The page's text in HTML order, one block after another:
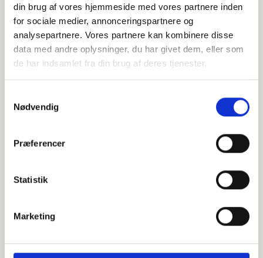
din brug af vores hjemmeside med vores partnere inden
for sociale medier, annonceringspartnere og
analysepartnere. Vores partnere kan kombinere disse
data med andre oplysninger, du har givet dem, eller som
de har indsamlet fra din brug af deres tjenester.
Nødvendig
Præferencer
Statistik
Marketing
Relaterede varer
000661406
EN 1092-1 T:32 PN10
Ikke på lager
000662406
DN400 406,4 Glat bund (B1-411)